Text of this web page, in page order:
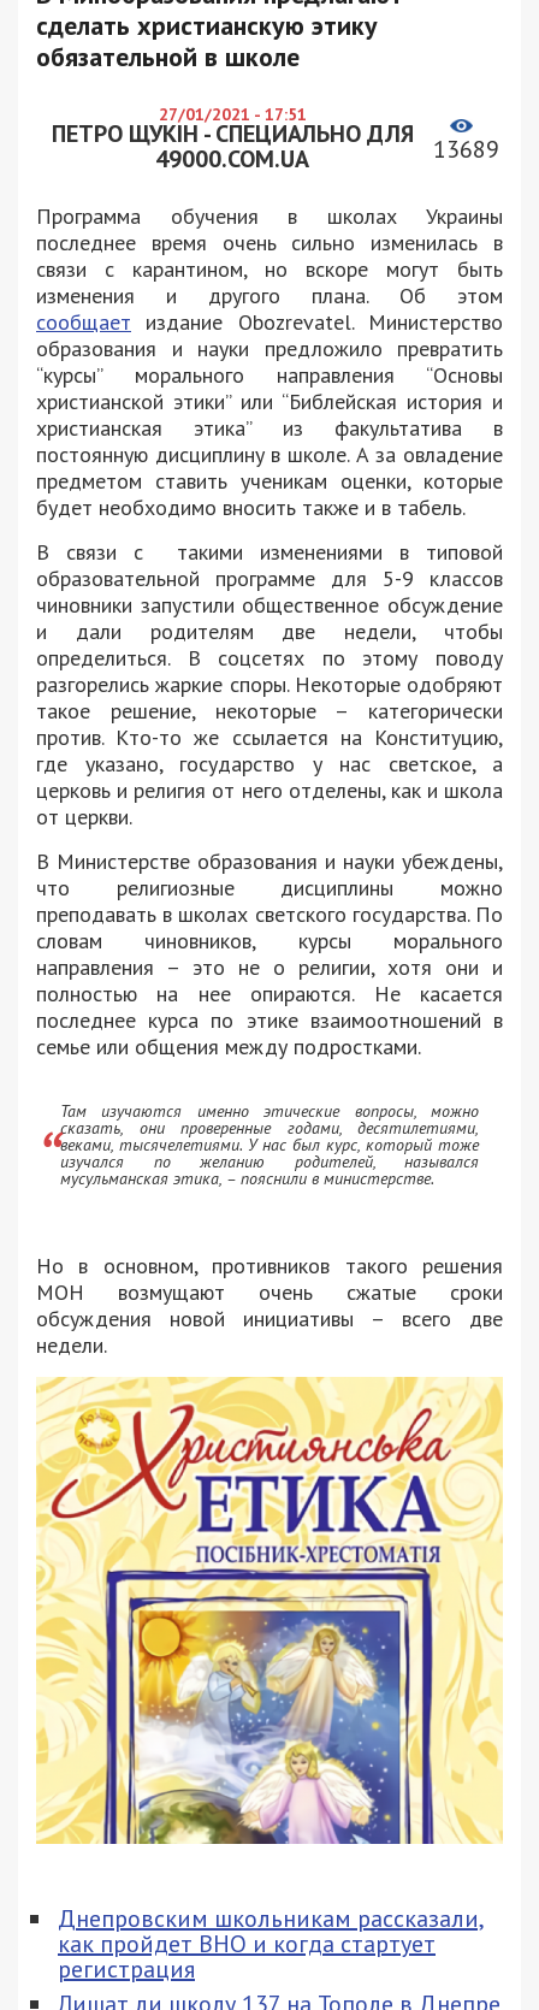
сделать христианскую этику
обязательной в школе
27/01/2021 - 17:51
ПЕТРО ЩУКІН - СПЕЦИАЛЬНО ДЛЯ
49000.COM.UA
13689
Программа обучения в школах Украины
последнее время очень сильно изменилась в
связи с карантином, но вскоре могут быть
изменения и другого плана. Об этом
сообщает издание Obozrevatel. Министерство
образования и науки предложило превратить
“курсы” морального направления “Основы
христианской этики” или “Библейская история и
христианская этика” из факультатива в
постоянную дисциплину в школе. А за овладение
предметом ставить ученикам оценки, которые
будет необходимо вносить также и в табель.
В связи с такими изменениями в типовой
образовательной программе для 5-9 классов
чиновники запустили общественное обсуждение
и дали родителям две недели, чтобы
определиться. В соцсетях по этому поводу
разгорелись жаркие споры. Некоторые одобряют
такое решение, некоторые – категорически
против. Кто-то же ссылается на Конституцию,
где указано, государство у нас светское, а
церковь и религия от него отделены, как и школа
от церкви.
В Министерстве образования и науки убеждены,
что религиозные дисциплины можно
преподавать в школах светского государства. По
словам чиновников, курсы морального
направления – это не о религии, хотя они и
полностью на нее опираются. Не касается
последнее курса по этике взаимоотношений в
семье или общения между подростками.
Там изучаются именно этические вопросы, можно
сказать, они проверенные годами, десятилетиями,
веками, тысячелетиями. У нас был курс, который тоже
изучался по желанию родителей, назывался
мусульманская этика, – пояснили в министерстве.
Но в основном, противников такого решения
МОН возмущают очень сжатые сроки
обсуждения новой инициативы – всего две
недели.
Днепровским школьникам рассказали,
как пройдет ВНО и когда стартует
регистрация